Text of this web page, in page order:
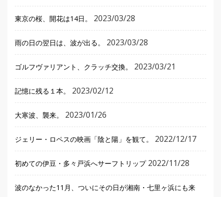
東京の桜、開花は14日。 2023/03/28
雨の日の翌日は、波が出る。 2023/03/28
ゴルフヴァリアント、クラッチ交換。 2023/03/21
記憶に残る１本。 2023/02/12
大寒波、襲来。 2023/01/26
ジェリー・ロペスの映画「陰と陽」を観て。 2022/12/17
初めての伊豆・多々戸浜へサーフトリップ 2022/11/28
波のなかった11月、ついにその日が湘南・七里ヶ浜にも来